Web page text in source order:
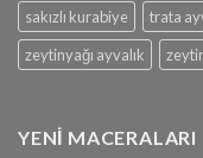
sakızlı kurabiye
trata
zeytinyağı ayvalık
YENI MACERALARI